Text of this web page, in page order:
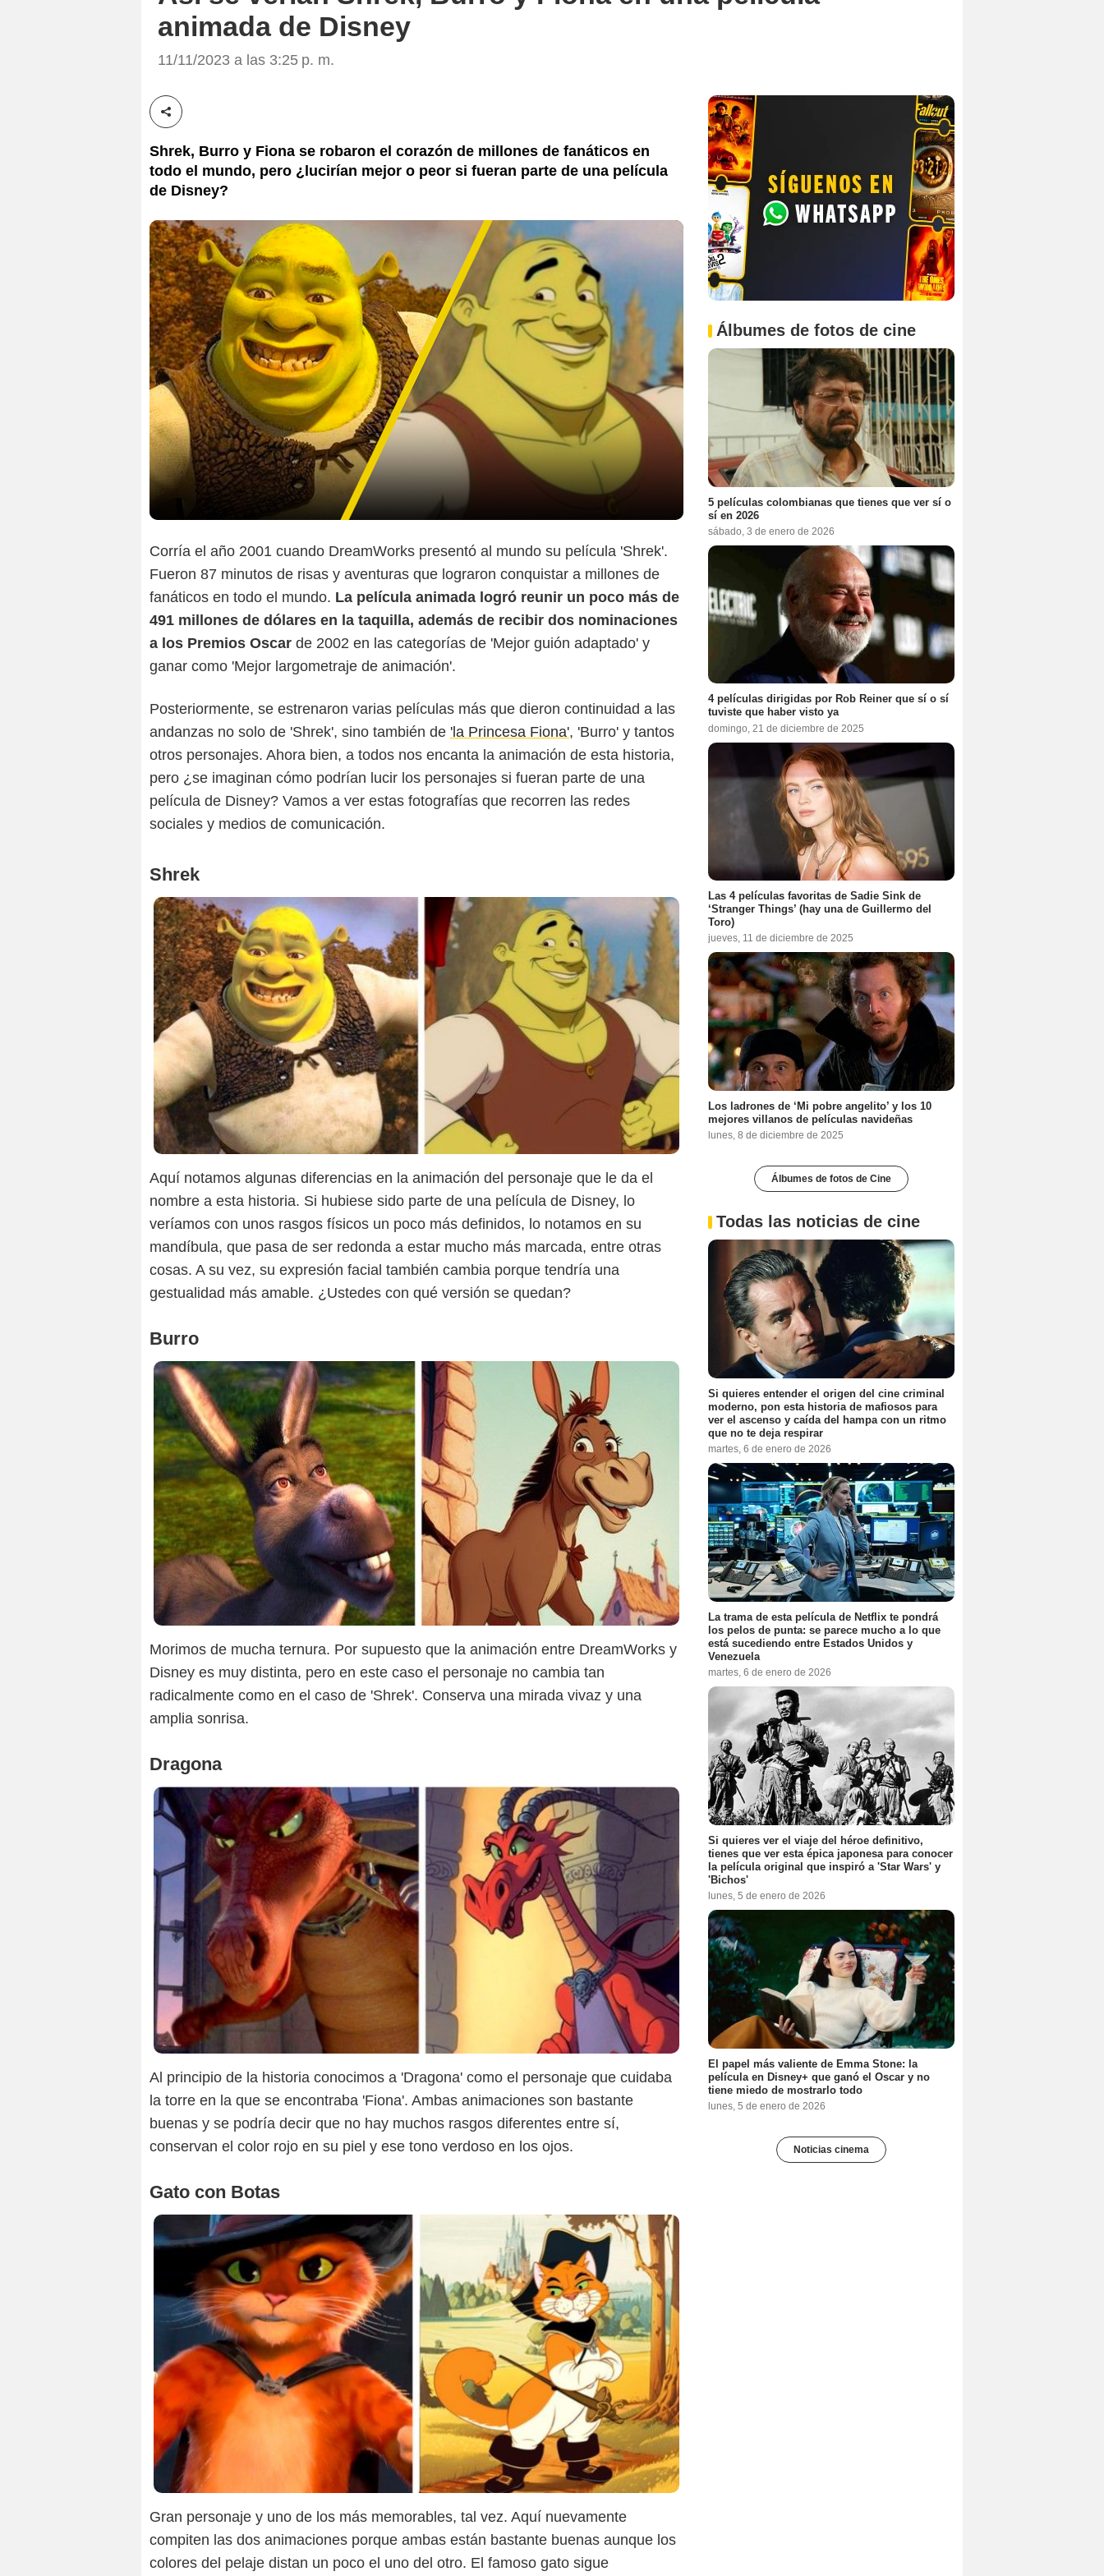
animada de Disney
11/11/2023 a las 3:25 p. m.
Compartir esta noticia
Shrek, Burro y Fiona se robaron el corazón de millones de fanáticos en
todo el mundo, pero ¿lucirían mejor o peor si fueran parte de una película
de Disney?
Corría el año 2001 cuando DreamWorks presentó al mundo su película 'Shrek'.
Fueron 87 minutos de risas y aventuras que lograron conquistar a millones de
fanáticos en todo el mundo. La película animada logró reunir un poco más de
491 millones de dólares en la taquilla, además de recibir dos nominaciones
a los Premios Oscar de 2002 en las categorías de 'Mejor guión adaptado' y
ganar como 'Mejor largometraje de animación'.
Posteriormente, se estrenaron varias películas más que dieron continuidad a las
andanzas no solo de 'Shrek', sino también de 'la Princesa Fiona', 'Burro' y tantos
otros personajes. Ahora bien, a todos nos encanta la animación de esta historia,
pero ¿se imaginan cómo podrían lucir los personajes si fueran parte de una
película de Disney? Vamos a ver estas fotografías que recorren las redes
sociales y medios de comunicación.
Shrek
DreamWorks
Aquí notamos algunas diferencias en la animación del personaje que le da el
nombre a esta historia. Si hubiese sido parte de una película de Disney, lo
veríamos con unos rasgos físicos un poco más definidos, lo notamos en su
mandíbula, que pasa de ser redonda a estar mucho más marcada, entre otras
cosas. A su vez, su expresión facial también cambia porque tendría una
gestualidad más amable. ¿Ustedes con qué versión se quedan?
Burro
DreamWorks
Morimos de mucha ternura. Por supuesto que la animación entre DreamWorks y
Disney es muy distinta, pero en este caso el personaje no cambia tan
radicalmente como en el caso de 'Shrek'. Conserva una mirada vivaz y una
amplia sonrisa.
Dragona
DreamWorks/Redes Sociales
Al principio de la historia conocimos a 'Dragona' como el personaje que cuidaba
la torre en la que se encontraba 'Fiona'. Ambas animaciones son bastante
buenas y se podría decir que no hay muchos rasgos diferentes entre sí,
conservan el color rojo en su piel y ese tono verdoso en los ojos.
Gato con Botas
DreamWorks
Gran personaje y uno de los más memorables, tal vez. Aquí nuevamente
compiten las dos animaciones porque ambas están bastante buenas aunque los
colores del pelaje distan un poco el uno del otro. El famoso gato sigue
DreamWorks/Redes Sociales
Álbumes de fotos de cine
5 películas colombianas que tienes que ver sí o
sí en 2026
sábado, 3 de enero de 2026
4 películas dirigidas por Rob Reiner que sí o sí
tuviste que haber visto ya
domingo, 21 de diciembre de 2025
Las 4 películas favoritas de Sadie Sink de
‘Stranger Things’ (hay una de Guillermo del
Toro)
jueves, 11 de diciembre de 2025
Los ladrones de ‘Mi pobre angelito’ y los 10
mejores villanos de películas navideñas
lunes, 8 de diciembre de 2025
Álbumes de fotos de Cine
Todas las noticias de cine
Si quieres entender el origen del cine criminal
moderno, pon esta historia de mafiosos para
ver el ascenso y caída del hampa con un ritmo
que no te deja respirar
martes, 6 de enero de 2026
La trama de esta película de Netflix te pondrá
los pelos de punta: se parece mucho a lo que
está sucediendo entre Estados Unidos y
Venezuela
martes, 6 de enero de 2026
Si quieres ver el viaje del héroe definitivo,
tienes que ver esta épica japonesa para conocer
la película original que inspiró a 'Star Wars' y
'Bichos'
lunes, 5 de enero de 2026
El papel más valiente de Emma Stone: la
película en Disney+ que ganó el Oscar y no
tiene miedo de mostrarlo todo
lunes, 5 de enero de 2026
Noticias cinema